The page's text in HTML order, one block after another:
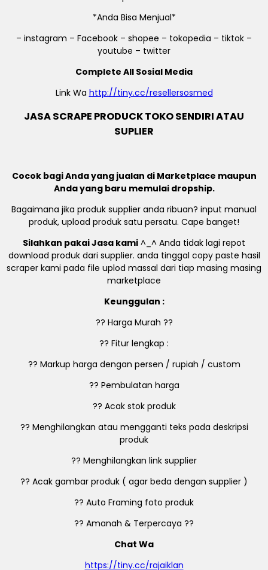
*Anda Bisa Menjual*
– instagram – Facebook – shopee – tokopedia – tiktok –
youtube – twitter
Complete All Sosial Media
Link Wa http://tiny.cc/resellersosmed
JASA SCRAPE PRODUCK TOKO SENDIRI ATAU
SUPLIER
Cocok bagi Anda yang jualan di Marketplace maupun
Anda yang baru memulai dropship.
Bagaimana jika produk supplier anda ribuan? input manual
produk, upload produk satu persatu. Cape banget!
Silahkan pakai Jasa kami ^_^ Anda tidak lagi repot
download produk dari supplier. anda tinggal copy paste hasil
scraper kami pada file uplod massal dari tiap masing masing
marketplace
Keunggulan :
?? Harga Murah ??
?? Fitur lengkap :
?? Markup harga dengan persen / rupiah / custom
?? Pembulatan harga
?? Acak stok produk
?? Menghilangkan atau mengganti teks pada deskripsi
produk
?? Menghilangkan link supplier
?? Acak gambar produk ( agar beda dengan supplier )
?? Auto Framing foto produk
?? Amanah & Terpercaya ??
Chat Wa
https://tiny.cc/rajaiklan